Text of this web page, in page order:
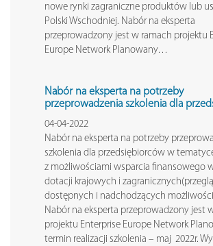
nowe rynki zagraniczne produktów lub
Polski Wschodniej. Nabór na eksperta
przeprowadzony jest w ramach projektu
Europe Network Planowany…
Nabór na eksperta na potrzeby
przeprowadzenia szkolenia dla
04-04-2022
Nabór na eksperta na potrzeby
szkolenia dla przedsiębiorców w
z możliwościami wsparcia finansowego
dotacji krajowych i
dostępnych i nadchodzących
Nabór na eksperta przeprowadzony jest
projektu Enterprise Europe Network
termin realizacji szkolenia – maj 2022r.